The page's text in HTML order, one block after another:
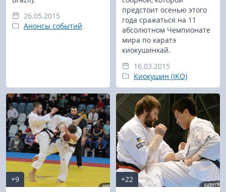
26.05.2015
Анонсы событий
предстоит осенью этого
года сражаться на 11
абсолютном Чемпионате
мира по каратэ
киокушинкай.
16.03.2015
Киокушин (IKO)
+9
+22